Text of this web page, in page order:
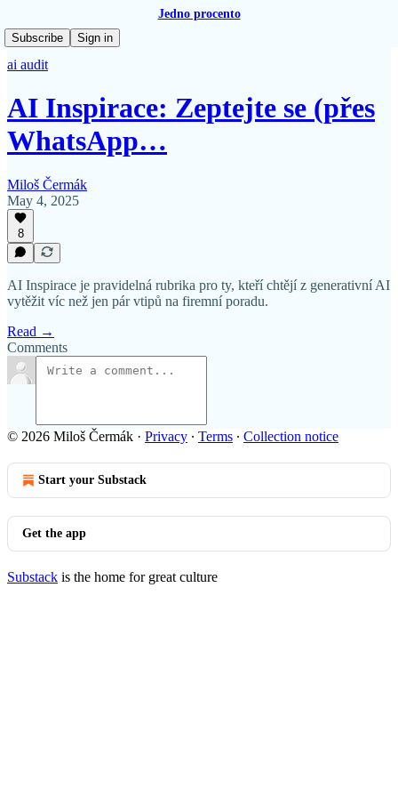
Jedno procento
Subscribe
Sign in
ai audit
AI Inspirace: Zeptejte se (přes
WhatsApp…
Miloš Čermák
May 4, 2025
8
AI Inspirace je pravidelná rubrika pro ty, kteří chtějí z generativní AI
vytěžit víc než jen pár vtipů na firemní poradu.
Read →
Comments
© 2026 Miloš Čermák · Privacy ∙ Terms ∙ Collection notice
Start your Substack
Get the app
Substack is the home for great culture